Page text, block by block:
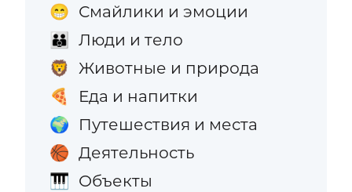
😁 Смайлики и эмоции
👪 Люди и тело
🦁 Животные и природа
🍕 Еда и напитки
🌍 Путешествия и места
🏀 Деятельность
🎹 Объекты